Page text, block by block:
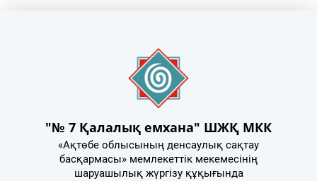
"№ 7 Қалалық емхана" ШЖҚ МКК
«Ақтөбе облысының денсаулық сақтау
басқармасы» мемлекеттік мекемесінің
шаруашылық жүргізу құқығында